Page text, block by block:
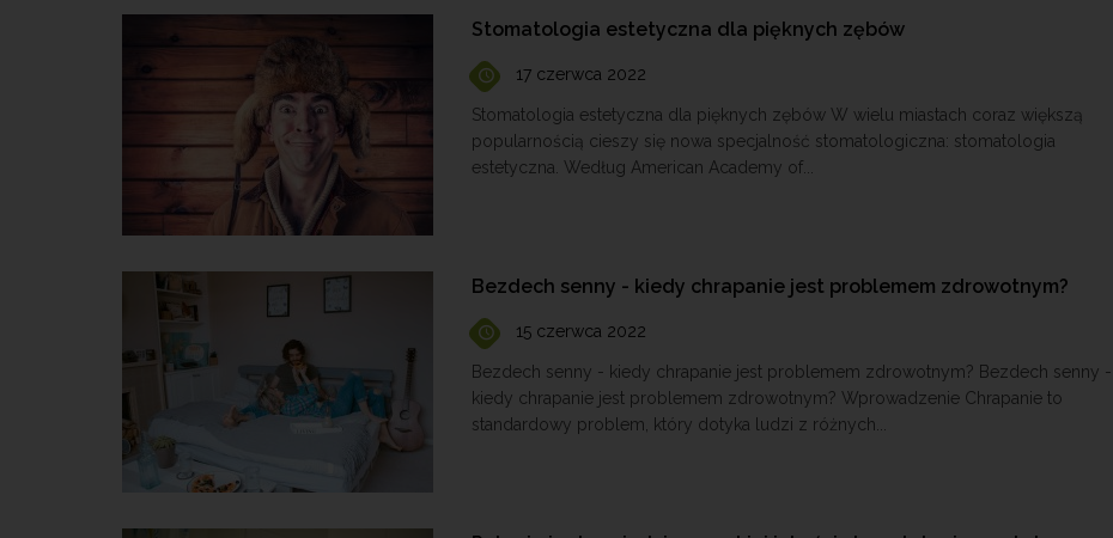
Stomatologia estetyczna dla pięknych zębów
17 czerwca 2022
Stomatologia estetyczna dla pięknych zębów W wielu miastach coraz większą
popularnością cieszy się nowa specjalność stomatologiczna: stomatologia
estetyczna. Według American Academy of...
Bezdech senny - kiedy chrapanie jest problemem zdrowotnym?
15 czerwca 2022
Bezdech senny - kiedy chrapanie jest problemem zdrowotnym? Bezdech senny -
kiedy chrapanie jest problemem zdrowotnym? Wprowadzenie Chrapanie to
standardowy problem, który dotyka ludzi z różnych...